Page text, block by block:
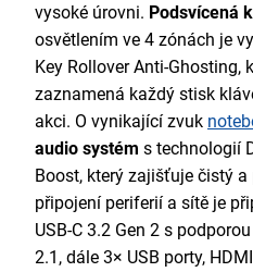
vysoké úrovni. Podsvícená
osvětlením ve 4 zónách je
Key Rollover Anti-Ghosting,
zaznamená každý stisk
akci. O vynikající zvuk
audio systém s technologií
Boost, který zajišťuje čistý
připojení periferií a sítě je
USB-C 3.2 Gen 2 s
2.1, dále 3× USB porty,